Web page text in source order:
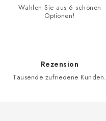
Wählen Sie aus 6 schönen
Optionen!
Rezension
Tausende zufriedene Kunden.